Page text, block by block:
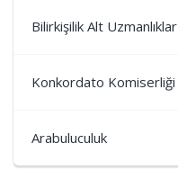
Bilirkişilik Alt Uzmanlıklar
Konkordato Komiserliği
Arabuluculuk